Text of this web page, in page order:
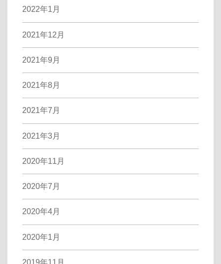
2022年1月
2021年12月
2021年9月
2021年8月
2021年7月
2021年3月
2020年11月
2020年7月
2020年4月
2020年1月
2019年11月